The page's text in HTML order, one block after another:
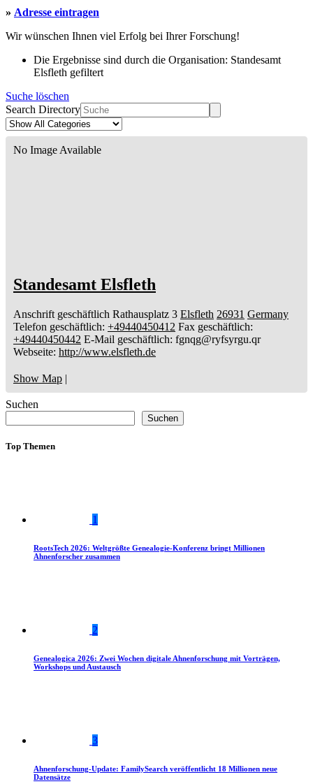
» Adresse eintragen
Wir wünschen Ihnen viel Erfolg bei Ihrer Forschung!
Die Ergebnisse sind durch die Organisation: Standesamt
Elsfleth gefiltert
Suche löschen
Search Directory
No Image Available
Standesamt Elsfleth
Anschrift geschäftlich Rathausplatz 3 Elsfleth 26931 Germany
Telefon geschäftlich: +49440450412 Fax geschäftlich:
+49440450442 E-Mail geschäftlich: fgnqg@ryfsyrgu.qr
Webseite: http://www.elsfleth.de
Show Map |
Suchen
Suchen
Top Themen
1
RootsTech 2026: Weltgrößte Genealogie-Konferenz bringt Millionen
Ahnenforscher zusammen
2
Genealogica 2026: Zwei Wochen digitale Ahnenforschung mit Vorträgen,
Workshops und Austausch
3
Ahnenforschung-Update: FamilySearch veröffentlicht 18 Millionen neue
Datensätze